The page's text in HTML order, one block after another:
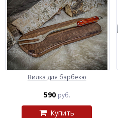
Вилка для барбекю
590 руб.
Купить